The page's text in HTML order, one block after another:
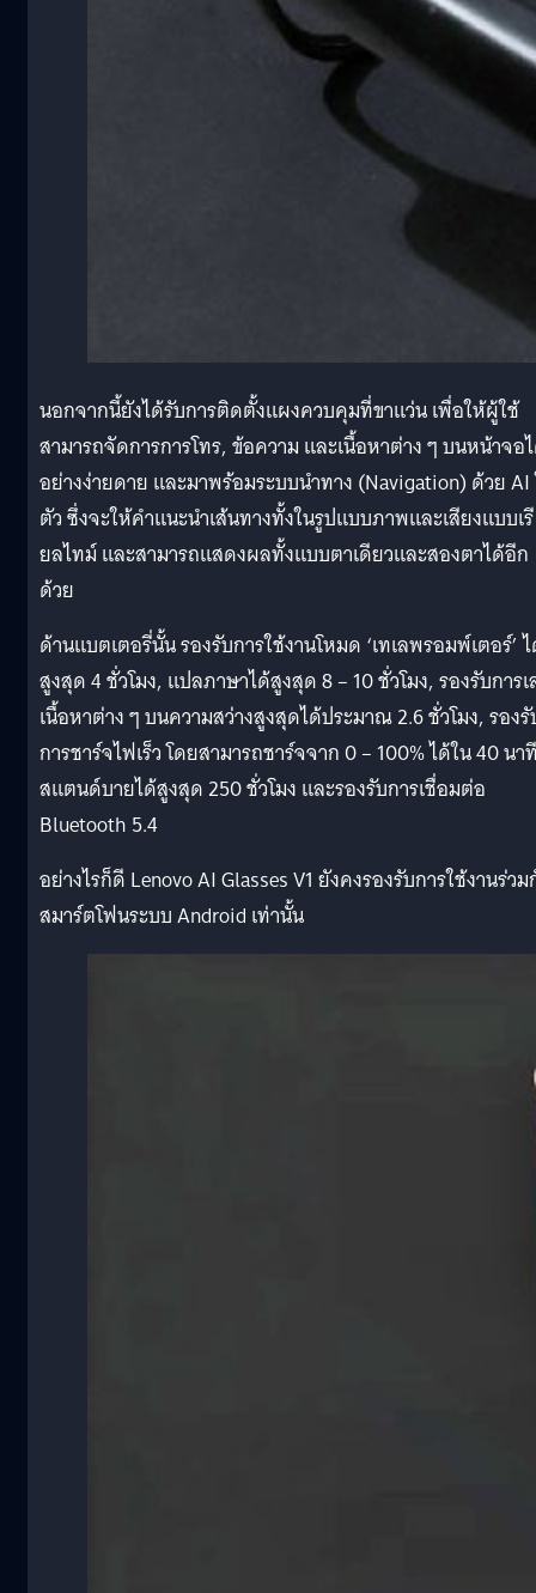
นอกจากนี้ยังได้รับการติดตั้งแผงควบคุมที่ขาแว่น เพื่อให้ผู้ใช้
สามารถจัดการการโทร, ข้อความ และเนื้อหาต่าง ๆ บนหน้าจอ
อย่างง่ายดาย และมาพร้อมระบบนำทาง (Navigation) ด้วย AI
ตัว ซึ่งจะให้คำแนะนำเส้นทางทั้งในรูปแบบภาพและเสียงแบบเรี
ยลไทม์ และสามารถแสดงผลทั้งแบบตาเดียวและสองตาได้อีก
ด้วย
ด้านแบตเตอรี่นั้น รองรับการใช้งานโหมด ‘เทเลพรอมพ์เตอร์’
สูงสุด 4 ชั่วโมง, แปลภาษาได้สูงสุด 8 – 10 ชั่วโมง, รองรับการ
เนื้อหาต่าง ๆ บนความสว่างสูงสุดได้ประมาณ 2.6 ชั่วโมง, รอง
การชาร์จไฟเร็ว โดยสามารถชาร์จจาก 0 – 100% ได้ใน 40 นา
สแตนด์บายได้สูงสุด 250 ชั่วโมง และรองรับการเชื่อมต่อ
Bluetooth 5.4
อย่างไรก็ดี Lenovo AI Glasses V1 ยังคงรองรับการใช้งานร่ว
สมาร์ตโฟนระบบ Android เท่านั้น